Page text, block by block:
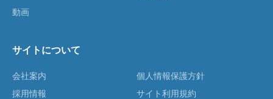
動画
サイトについて
会社案内
採用情報
個人情報保護方針
サイト利用規約